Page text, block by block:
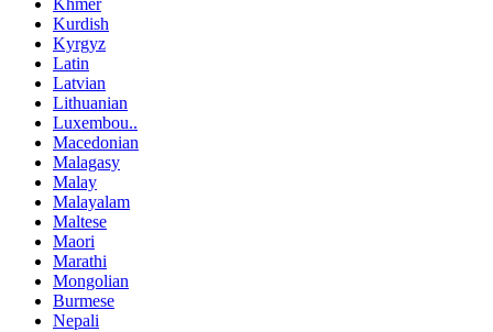
Khmer
Kurdish
Kyrgyz
Latin
Latvian
Lithuanian
Luxembou..
Macedonian
Malagasy
Malay
Malayalam
Maltese
Maori
Marathi
Mongolian
Burmese
Nepali